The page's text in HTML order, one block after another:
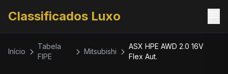
Classificados Luxo
Início
Tabela
FIPE
Mitsubishi
ASX HPE AWD 2.0 16V
Flex Aut.